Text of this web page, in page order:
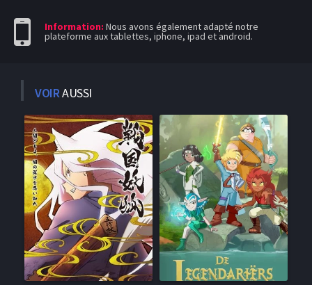
Information: Nous avons également adapté notre
plateforme aux tablettes, iphone, ipad et android.
VOIRAUSSI